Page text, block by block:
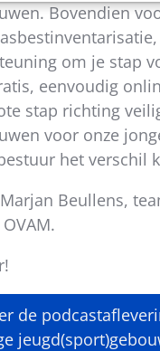
Bovendien
om je stap
eenvoudig
stap richting
voor onze
het verschil
Beullens,
de